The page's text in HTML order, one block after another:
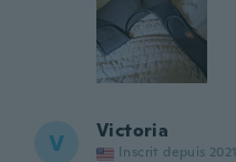
V Victoria
Inscrit depuis 2021